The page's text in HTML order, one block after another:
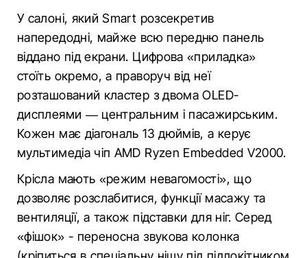
У салоні, який Smart розсекретив
напередодні, майже всю передню панель
віддано під екрани. Цифрова «приладка»
стоїть окремо, а праворуч від неї
розташований кластер з двома OLED-
дисплеями — центральним і пасажирським.
Кожен має діагональ 13 дюймів, а керує
мультимедіа чіп AMD Ryzen Embedded V2000.
Крісла мають «режим невагомості», що
дозволяє розслабитися, функції масажу та
вентиляції, а також підставки для ніг. Серед
«фішок» - переносна звукова колонка